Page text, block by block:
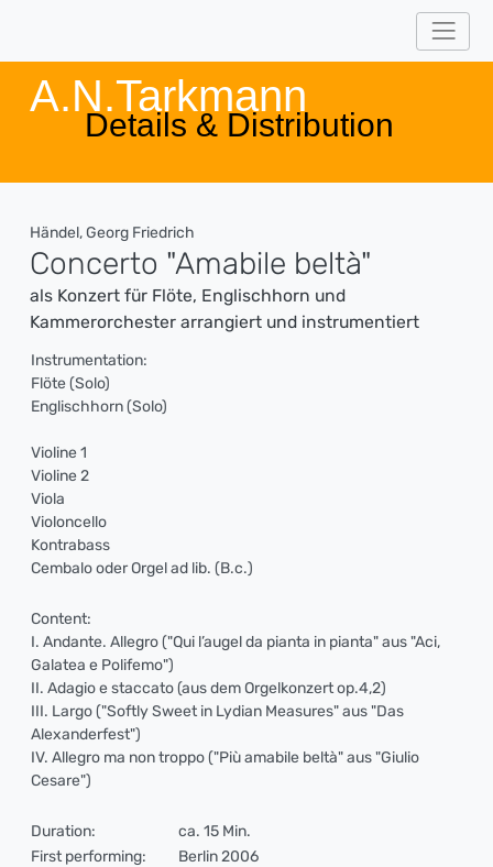
A.N.Tarkmann
Details & Distribution
Händel, Georg Friedrich
Concerto "Amabile beltà"
als Konzert für Flöte, Englischhorn und
Kammerorchester arrangiert und instrumentiert
Instrumentation:
Flöte (Solo)
Englischhorn (Solo)
Violine 1
Violine 2
Viola
Violoncello
Kontrabass
Cembalo oder Orgel ad lib. (B.c.)
Content:
I. Andante. Allegro ("Qui l’augel da pianta in pianta" aus "Aci,
Galatea e Polifemo")
II. Adagio e staccato (aus dem Orgelkonzert op.4,2)
III. Largo ("Softly Sweet in Lydian Measures" aus "Das
Alexanderfest")
IV. Allegro ma non troppo ("Più amabile beltà" aus "Giulio
Cesare")
Duration:
ca. 15 Min.
First performing:
Berlin 2006